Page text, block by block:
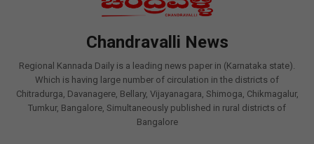
Chandravalli News
Regional Kannada Daily is a leading news paper in (Karnataka state).
Which is having large number of circulation in the districts of
Chitradurga, Davanagere, Bellary, Vijayanagara, Shimoga, Chikmagalur,
Tumkur, Bangalore, Simultaneously published in rural districts of
Bangalore